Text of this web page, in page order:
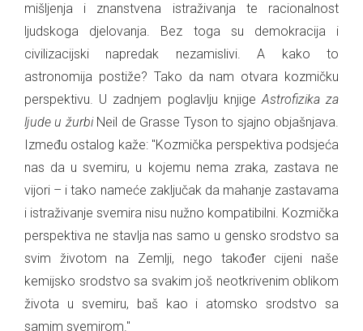
mišljenja i znanstvena istraživanja te racionalnost
ljudskoga djelovanja. Bez toga su demokracija i
civilizacijski napredak nezamislivi. A kako to
astronomija postiže? Tako da nam otvara kozmičku
perspektivu. U zadnjem poglavlju knjigeAstrofizika za
ljude u žurbiNeil de Grasse Tyson to sjajno objašnjava.
Između ostalog kaže: "Kozmička perspektiva podsjeća
nas da u svemiru, u kojemu nema zraka, zastava ne
vijori – i tako nameće zaključak da mahanje zastavama
i istraživanje svemira nisu nužno kompatibilni. Kozmička
perspektiva ne stavlja nas samo u gensko srodstvo sa
svim životom na Zemlji, nego također cijeni naše
kemijsko srodstvo sa svakim još neotkrivenim oblikom
života u svemiru, baš kao i atomsko srodstvo sa
samim svemirom."